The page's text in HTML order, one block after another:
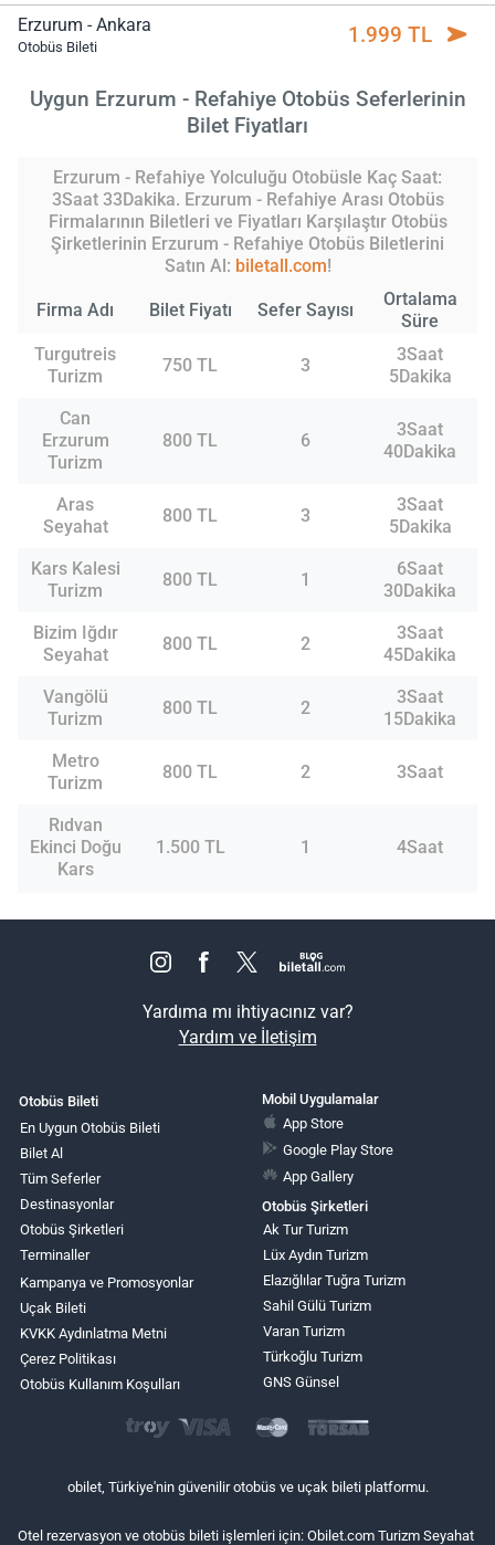
Erzurum - Ankara
Otobüs Bileti 1.999 TL
Uygun Erzurum - Refahiye Otobüs Seferlerinin
Bilet Fiyatları
Erzurum - Refahiye Yolculuğu Otobüsle Kaç Saat:
3Saat 33Dakika. Erzurum - Refahiye Arası Otobüs
Firmalarının Biletleri ve Fiyatları Karşılaştır Otobüs
Şirketlerinin Erzurum - Refahiye Otobüs Biletlerini
Satın Al: biletall.com!
Firma Adı Bilet Fiyatı Sefer Sayısı
Ortalama
Süre
Turgutreis
Turizm
750 TL 3
3Saat
5Dakika
Can
Erzurum
Turizm
800 TL 6
3Saat
40Dakika
Aras
Seyahat
800 TL 3
3Saat
5Dakika
Kars Kalesi
Turizm
800 TL 1
6Saat
30Dakika
Bizim Iğdır
Seyahat
800 TL 2
3Saat
45Dakika
Vangölü
Turizm
800 TL 2
3Saat
15Dakika
Metro
Turizm
800 TL 2 3Saat
Rıdvan
Ekinci Doğu
Kars
1.500 TL 1 4Saat
Yardıma mı ihtiyacınız var?
Yardım ve İletişim
Otobüs Bileti
En Uygun Otobüs Bileti
Bilet Al
Tüm Seferler
Destinasyonlar
Otobüs Şirketleri
Terminaller
Kampanya ve Promosyonlar
Uçak Bileti
KVKK Aydınlatma Metni
Çerez Politikası
Otobüs Kullanım Koşulları
Mobil Uygulamalar
App Store
Google Play Store
App Gallery
Otobüs Şirketleri
Ak Tur Turizm
Lüx Aydın Turizm
Elazığlılar Tuğra Turizm
Sahil Gülü Turizm
Varan Turizm
Türkoğlu Turizm
GNS Günsel
obilet, Türkiye'nin güvenilir otobüs ve uçak bileti platformu.
Otel rezervasyon ve otobüs bileti işlemleri için: Obilet.com Turizm Seyahat